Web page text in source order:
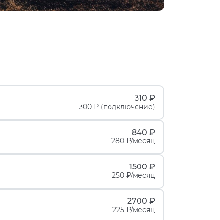
310 ₽
300 ₽ (подключение)
840 ₽
280 ₽/месяц
1500 ₽
250 ₽/месяц
2700 ₽
225 ₽/месяц